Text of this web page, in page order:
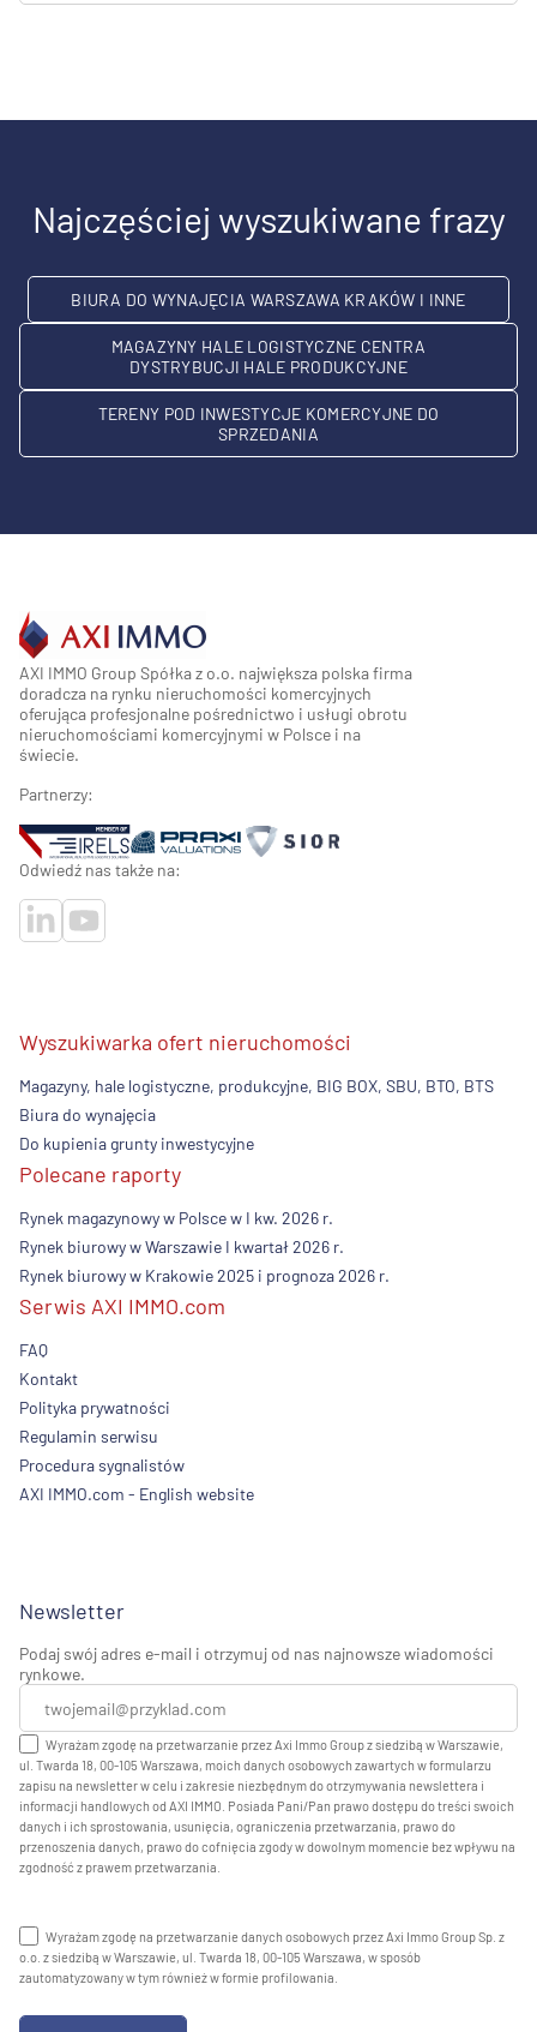
Najczęściej wyszukiwane frazy
BIURA DO WYNAJĘCIA WARSZAWA KRAKÓW I INNE
MAGAZYNY HALE LOGISTYCZNE CENTRA
DYSTRYBUCJI HALE PRODUKCYJNE
TERENY POD INWESTYCJE KOMERCYJNE DO
SPRZEDANIA
AXI IMMO Group Spółka z o.o. największa polska firma
doradcza na rynku nieruchomości komercyjnych
oferująca profesjonalne pośrednictwo i usługi obrotu
nieruchomościami komercyjnymi w Polsce i na
świecie.
Partnerzy:
Odwiedź nas także na:
Wyszukiwarka ofert nieruchomości
Magazyny, hale logistyczne, produkcyjne, BIG BOX, SBU, BTO, BTS
Biura do wynajęcia
Do kupienia grunty inwestycyjne
Polecane raporty
Rynek magazynowy w Polsce w I kw. 2026 r.
Rynek biurowy w Warszawie I kwartał 2026 r.
Rynek biurowy w Krakowie 2025 i prognoza 2026 r.
Serwis AXI IMMO.com
FAQ
Kontakt
Polityka prywatności
Regulamin serwisu
Procedura sygnalistów
AXI IMMO.com - English website
Newsletter
Podaj swój adres e-mail i otrzymuj od nas najnowsze wiadomości
rynkowe.
Wyrażam zgodę na przetwarzanie przez Axi Immo Group z siedzibą w Warszawie,
ul. Twarda 18, 00-105 Warszawa, moich danych osobowych zawartych w formularzu
zapisu na newsletter w celu i zakresie niezbędnym do otrzymywania newslettera i
informacji handlowych od AXI IMMO. Posiada Pani/Pan prawo dostępu do treści swoich
danych i ich sprostowania, usunięcia, ograniczenia przetwarzania, prawo do
przenoszenia danych, prawo do cofnięcia zgody w dowolnym momencie bez wpływu na
zgodność z prawem przetwarzania.
Wyrażam zgodę na przetwarzanie danych osobowych przez Axi Immo Group Sp. z
o.o. z siedzibą w Warszawie, ul. Twarda 18, 00-105 Warszawa, w sposób
zautomatyzowany w tym również w formie profilowania.